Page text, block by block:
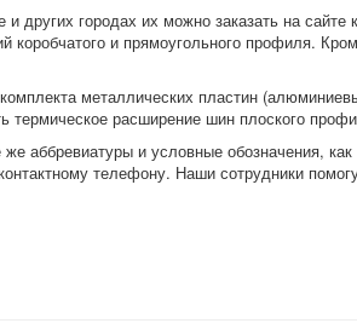
других городах их можно заказать на
и прямоугольного профиля.
металлических пластин
термическое расширение шин плоского
же аббревиатуры и условные
телефону. Наши сотрудники